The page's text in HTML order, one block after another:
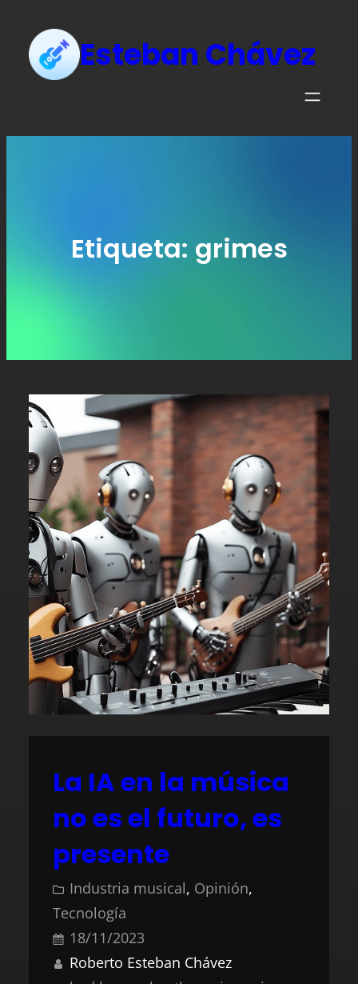
Esteban Chávez
Etiqueta: grimes
La IA en la música
no es el futuro, es
presente
Industria musical, Opinión
Tecnología
18/11/2023
Roberto Esteban Chávez